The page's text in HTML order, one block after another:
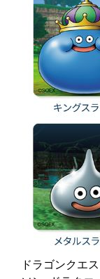
ドラゴンクエ